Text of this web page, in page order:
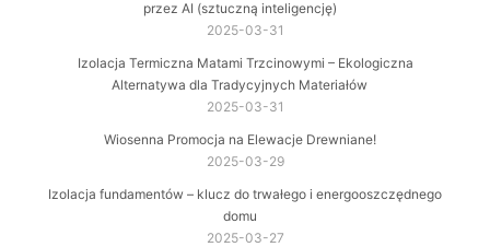
przez AI (sztuczną inteligencję)
2025-03-31
Izolacja Termiczna Matami Trzcinowymi – Ekologiczna
Alternatywa dla Tradycyjnych Materiałów
2025-03-31
Wiosenna Promocja na Elewacje Drewniane!
2025-03-29
Izolacja fundamentów – klucz do trwałego i energooszczędnego
domu
2025-03-27